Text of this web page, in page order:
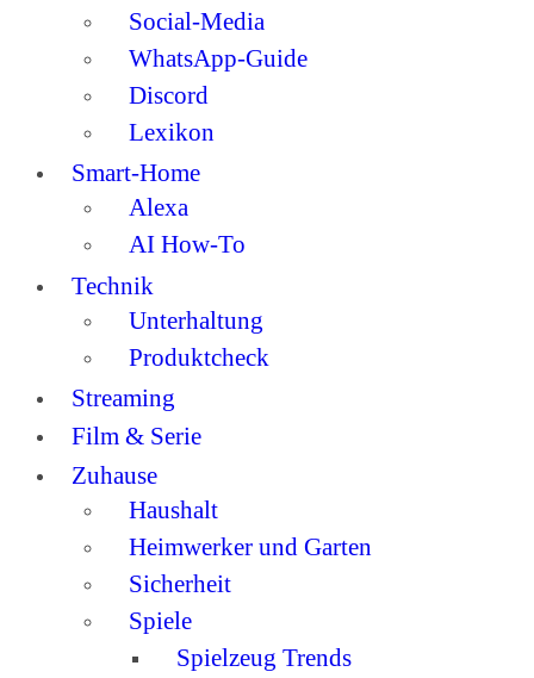
Social-Media
WhatsApp-Guide
Discord
Lexikon
Smart-Home
Alexa
AI How-To
Technik
Unterhaltung
Produktcheck
Streaming
Film & Serie
Zuhause
Haushalt
Heimwerker und Garten
Sicherheit
Spiele
Spielzeug Trends